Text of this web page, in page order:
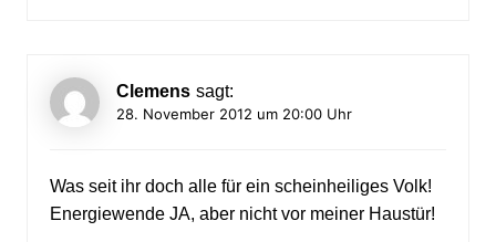
Clemens sagt:
28. November 2012 um 20:00 Uhr
Was seit ihr doch alle für ein scheinheiliges Volk!
Energiewende JA, aber nicht vor meiner Haustür!